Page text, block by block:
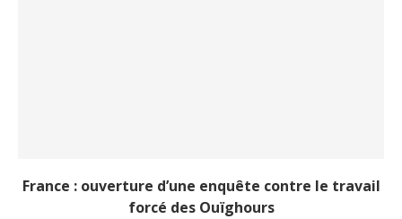
France : ouverture d’une enquête contre le travail
forcé des Ouïghours